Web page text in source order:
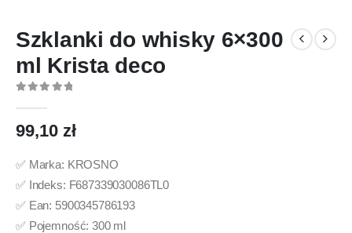
Szklanki do whisky 6×300
ml Krista deco
99,10 zł
✅ Marka: KROSNO
✅ Indeks: F687339030086TL0
✅ Ean: 5900345786193
✅ Pojemność: 300 ml